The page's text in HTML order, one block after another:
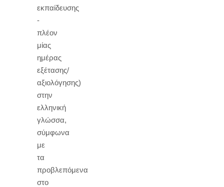
εκπαίδευσης
-
πλέον
μίας
ημέρας
εξέτασης/
αξιολόγησης)
στην
ελληνική
γλώσσα,
σύμφωνα
με
τα
προβλεπόμενα
στο